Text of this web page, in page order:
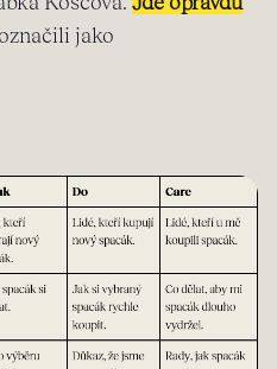
jako